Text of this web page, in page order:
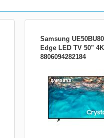
Samsung
Edge LED TV 50"
8806094282184
Processor 4K, Edge
Crystal Color (Miliarda
(HDR10+/HLG), UHD
2.0.3, OS Tizen, Dolby
Design, Wifi5, Bluetooth